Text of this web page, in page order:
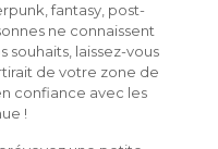
fantasy, post-
ne connaissent
souhaits, laissez-vous
de votre zone de
confiance avec les
!